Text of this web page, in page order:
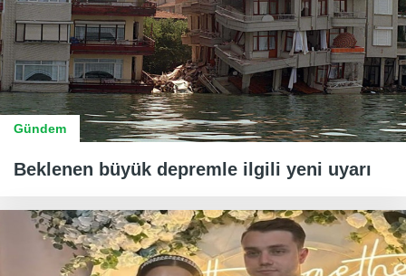
Gündem
Beklenen büyük depremle ilgili yeni uyarı